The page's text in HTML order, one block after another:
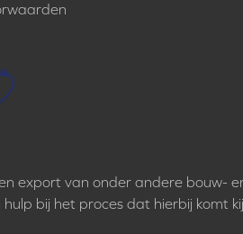
export van onder andere bouw-
bij het proces dat hierbij